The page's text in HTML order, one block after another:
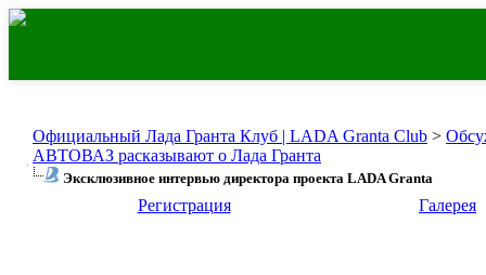
Официальный Лада Гранта Клуб | LADA Granta Club >
АВТОВАЗ расказывают о Лада Гранта
Эксклюзивное интервью директора проекта LADA Granta
Регистрация Галерея